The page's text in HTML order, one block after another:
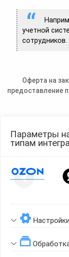
учетной
сотрудников.
Оферта на
предоставление
Параметры
типам